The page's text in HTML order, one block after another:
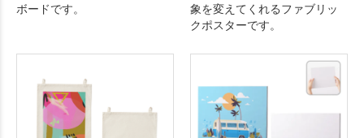
ボードです。
象を変えてくれるファブリッ
クポスターです。